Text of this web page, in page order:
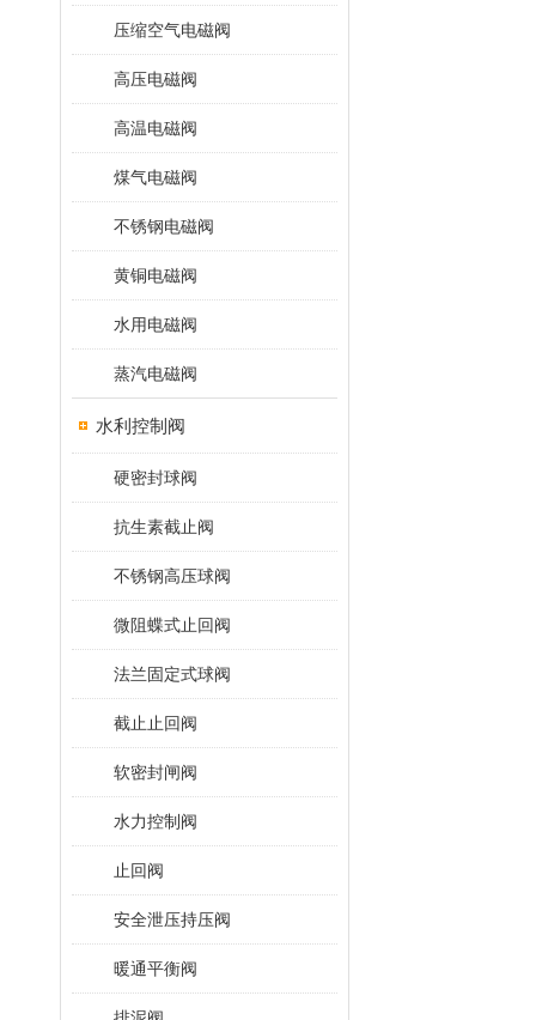
压缩空气电磁阀
高压电磁阀
高温电磁阀
煤气电磁阀
不锈钢电磁阀
黄铜电磁阀
水用电磁阀
蒸汽电磁阀
水利控制阀
硬密封球阀
抗生素截止阀
不锈钢高压球阀
微阻蝶式止回阀
法兰固定式球阀
截止止回阀
软密封闸阀
水力控制阀
止回阀
安全泄压持压阀
暖通平衡阀